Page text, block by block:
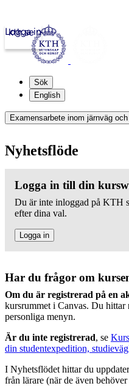
kth.se
Logga in
Sök
English
Examensarbete inom järnväg
Nyhetsflöde
Logga in till din
Du är inte inloggad på KTH
efter dina val.
Logga in
Har du frågor om
Om du är registrerad på en
kursrummet i Canvas. Du
personliga menyn.
Är du inte registrerad, se
din studentexpedition,
I Nyhetsflödet hittar du
från lärare (när de även